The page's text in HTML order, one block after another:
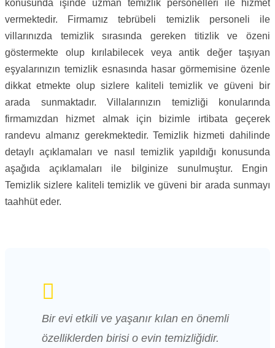
konusunda işinde uzman temizlik personelleri ile hizmet
vermektedir. Firmamız tebrübeli temizlik personeli ile
villarınızda temizlik sırasında gereken titizlik ve özeni
göstermekte olup kırılabilecek veya antik değer taşıyan
eşyalarınızın temizlik esnasında hasar görmemisine özenle
dikkat etmekte olup sizlere kaliteli temizlik ve güveni bir
arada sunmaktadır. Villalarınızın temizliği konularında
firmamızdan hizmet almak için bizimle irtibata geçerek
randevu almanız gerekmektedir. Temizlik hizmeti dahilinde
detaylı açıklamaları ve nasıl temizlik yapıldığı konusunda
aşağıda açıklamaları ile bilginize sunulmuştur. Engin
Temizlik sizlere kaliteli temizlik ve güveni bir arada sunmayı
taahhüt eder.
Bir evi etkili ve yaşanır kılan en önemli
özelliklerden birisi o evin temizliğidir.